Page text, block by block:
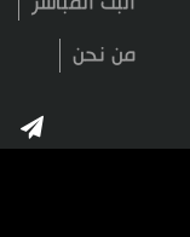
من نحن